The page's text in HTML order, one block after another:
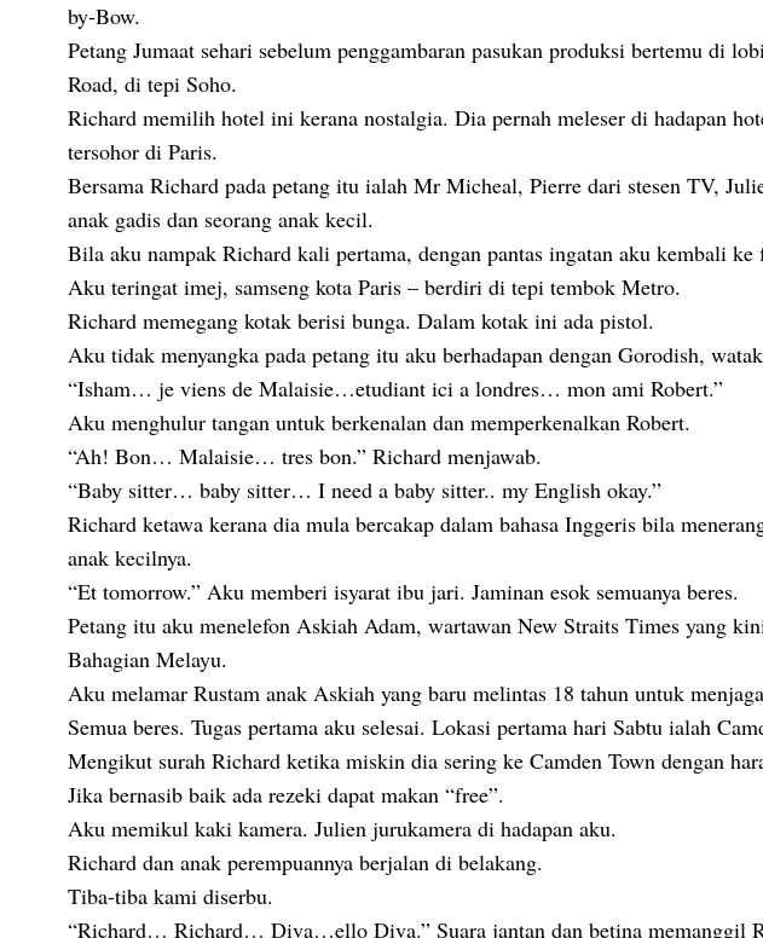
by-Bow.
Petang Jumaat sehari sebelum penggambaran pasukan produksi bertemu di
Road, di tepi Soho.
Richard memilih hotel ini kerana nostalgia. Dia pernah meleser di hadapan
tersohor di Paris.
Bersama Richard pada petang itu ialah Mr Micheal, Pierre dari stesen TV,
anak gadis dan seorang anak kecil.
Bila aku nampak Richard kali pertama, dengan pantas ingatan aku kembali
Aku teringat imej, samseng kota Paris – berdiri di tepi tembok Metro.
Richard memegang kotak berisi bunga. Dalam kotak ini ada pistol.
Aku tidak menyangka pada petang itu aku berhadapan dengan Gorodish,
“Isham… je viens de Malaisie…etudiant ici a londres… mon ami Robert.”
Aku menghulur tangan untuk berkenalan dan memperkenalkan Robert.
“Ah! Bon… Malaisie… tres bon.” Richard menjawab.
“Baby sitter… baby sitter… I need a baby sitter.. my English okay.”
Richard ketawa kerana dia mula bercakap dalam bahasa Inggeris bila
anak kecilnya.
“Et tomorrow.” Aku memberi isyarat ibu jari. Jaminan esok semuanya beres.
Petang itu aku menelefon Askiah Adam, wartawan New Straits Times yang
Bahagian Melayu.
Aku melamar Rustam anak Askiah yang baru melintas 18 tahun untuk
Semua beres. Tugas pertama aku selesai. Lokasi pertama hari Sabtu ialah
Mengikut surah Richard ketika miskin dia sering ke Camden Town dengan
Jika bernasib baik ada rezeki dapat makan “free”.
Aku memikul kaki kamera. Julien jurukamera di hadapan aku.
Richard dan anak perempuannya berjalan di belakang.
Tiba-tiba kami diserbu.
“Richard… Richard… Diva…ello Diva.” Suara jantan dan betina memanggil